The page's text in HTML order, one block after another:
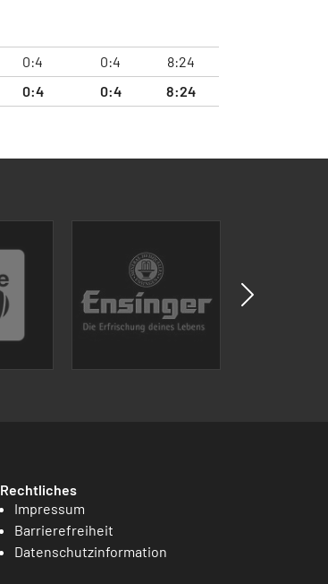
0:4 0:4
8:24
0:4 0:4 8:24
Rechtliches
Impressum
Barrierefreiheit
Datenschutzinformation